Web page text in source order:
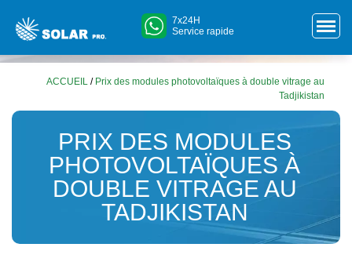
7x24H
Service rapide
ACCUEIL / Prix des modules photovoltaïques à double vitrage au
Tadjikistan
PRIX DES MODULES
PHOTOVOLTAÏQUES À
DOUBLE VITRAGE AU
TADJIKISTAN